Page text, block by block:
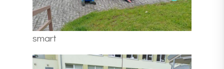
smart